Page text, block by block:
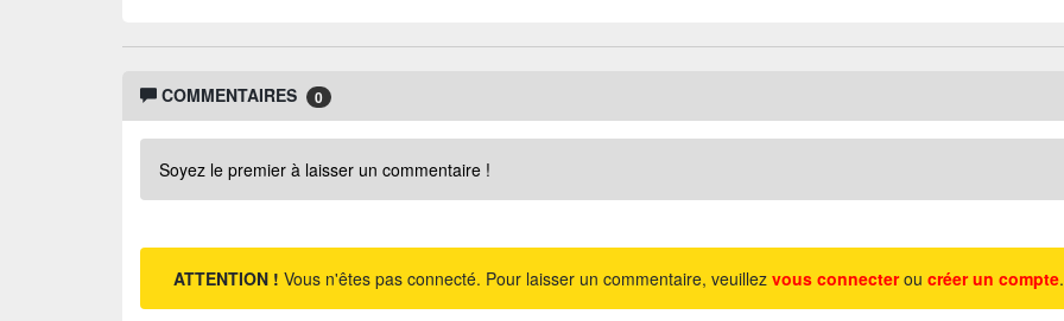
COMMENTAIRES 0
Soyez le premier à laisser un commentaire !
ATTENTION ! Vous n'êtes pas connecté. Pour laisser un commentaire, veuillez vous connecterou créer un compte.